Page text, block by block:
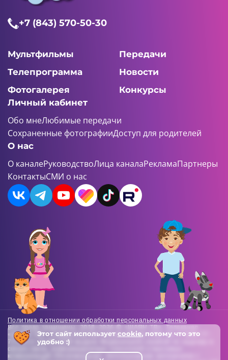
+7 (843) 570-50-30
Мультфильмы
Передачи
Телепрограмма
Новости
Фотогалерея
Конкурсы
Личный кабинет
Обо мнеЛюбимые передачи
Сохраненные фотографииДоступ для родителей
О нас
О каналеРуководствоЛица каналаРекламаПартнеры
КонтактыСМИ о нас
Политика в отношении обработки персональных данных
Все права защищены. 2018-2026 © «ШАЯН ТВ». Телеканал
«ШАЯН ТВ» , Свидетельство о регистрации СМИ Эл-Л №ФС77-
73138 от 22.06.2018 выдано Федеральной службой по надзору в
сфере связи, информационных технологий и массовых
коммуникаций (Роскомнадзор). Использование материалов с
Этот сайт использует cookie, потому что это
удобно :)